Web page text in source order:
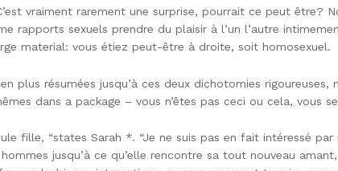
vraiment rarement une surprise, pourrait ce peut être?
rapports sexuels prendre du plaisir à l’un l’autre
material: vous étiez peut-être à droite, soit homosexuel.
plus résumées jusqu’à ces deux dichotomies
dans a package – vous n’êtes pas ceci ou cela,
fille, “states Sarah *. “Je ne suis pas en fait intéressé
jusqu’à ce qu’elle rencontre sa tout nouveau